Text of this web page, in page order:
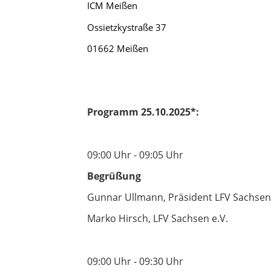
ICM Meißen
Ossietzkystraße 37
01662 Meißen
Programm 25.10.2025*:
09:00 Uhr - 09:05 Uhr
Begrüßung
Gunnar Ullmann, Präsident LFV
Marko Hirsch, LFV Sachsen e.V.
09:00 Uhr- 09:30 Uhr